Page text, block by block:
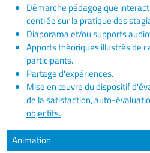
Démarche pédagogique
centrée sur la pratique des
Diaporama et/ou supports
Apports théoriques illustrés de
participants.
Partage d'expériences.
Mise en œuvre du dispositif
de la satisfaction, auto-
objectifs.
Animation